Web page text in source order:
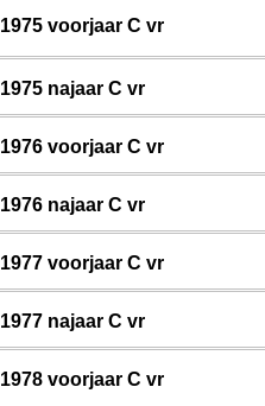
1975 voorjaar C vr
1975 najaar C vr
1976 voorjaar C vr
1976 najaar C vr
1977 voorjaar C vr
1977 najaar C vr
1978 voorjaar C vr